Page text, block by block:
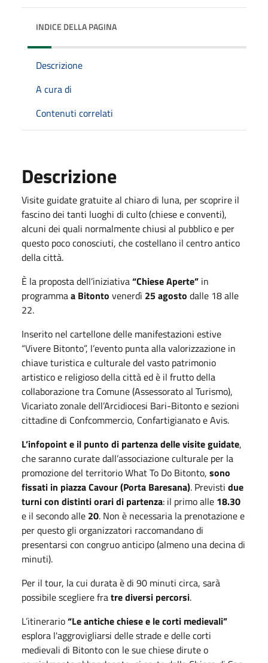
INDICE DELLA PAGINA
Descrizione
A cura di
Contenuti correlati
Descrizione
Visite guidate gratuite al chiaro di luna, per scoprire il
fascino dei tanti luoghi di culto (chiese e conventi),
alcuni dei quali normalmente chiusi al pubblico e per
questo poco conosciuti, che costellano il centro antico
della città.
È la proposta dell’iniziativa“Chiese Aperte” in
programmaa Bitonto venerdì 25 agosto dalle 18 alle
22.
Inserito nel cartellone delle manifestazioni estive
“Vivere Bitonto”, l’evento punta alla valorizzazione in
chiave turistica e culturale del vasto patrimonio
artistico e religioso della città ed è il frutto della
collaborazione tra Comune (Assessorato al Turismo),
Vicariato zonale dell’Arcidiocesi Bari-Bitonto e sezioni
cittadine di Confcommercio, Confartigianato e Avis.
L’infopoint e il punto di partenza delle visite guidate,
che saranno curate dall’associazione culturale per la
promozione del territorio What To Do Bitonto, sono
fissati in piazza Cavour (Porta Baresana). Previsti due
turni con distinti orari di partenza: il primo alle 18.30
e il secondo alle 20. Non è necessaria la prenotazione e
per questo gli organizzatori raccomandano di
presentarsi con congruo anticipo (almeno una decina di
minuti).
Per il tour, la cui durata è di 90 minuti circa, sarà
possibile scegliere fratre diversi percorsi.
L’itinerario“Le antiche chiese e le corti medievali”
esplora l'aggrovigliarsi delle strade e delle corti
medievali di Bitonto con le sue chiese dirute o